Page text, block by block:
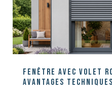
Fenêtre avec volet
Avantages